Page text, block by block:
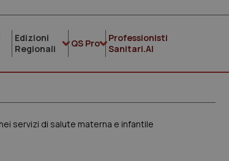
Edizioni
Regionali
QS Pro
Professionisti
Sanitari.AI
servizi di salute materna e infantile